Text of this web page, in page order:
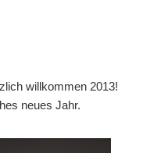
willkommen 2013!
neues Jahr.